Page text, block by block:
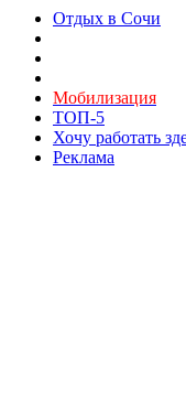
Отдых в Сочи
Мобилизация
ТОП-5
Хочу работать
Реклама